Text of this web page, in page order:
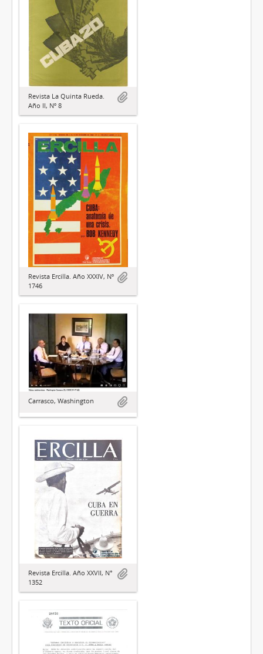
Revista La Quinta Rueda.
Año II, Nº 8
Revista Ercilla. Año XXXIV, Nº
1746
Carrasco, Washington
Revista Ercilla. Año XXVII, N°
1352